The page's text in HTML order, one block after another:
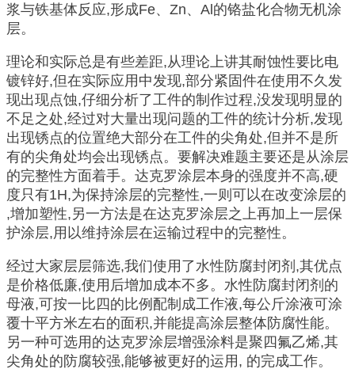
浆与铁基体反应,形成Fe、Zn、Al的铬盐化合物无机涂
层。
理论和实际总是有些差距,从理论上讲其耐蚀性要比电
镀锌好,但在实际应用中发现,部分紧固件在使用不久发
现出现点蚀,仔细分析了工件的制作过程,没发现明显的
不足之处,经过对大量出现问题的工件的统计分析,发现
出现锈点的位置绝大部分在工件的尖角处,但并不是所
有的尖角处均会出现锈点。要解决难题主要还是从涂层
的完整性方面着手。达克罗涂层本身的强度并不高,硬
度只有1H,为保持涂层的完整性,一则可以在改变涂层的
,增加塑性,另一方法是在达克罗涂层之上再加上一层保
护涂层,用以维持涂层在运输过程中的完整性。
经过大家层层筛选,我们使用了水性防腐封闭剂,其优点
是价格低廉,使用后增加成本不多。水性防腐封闭剂的
母液,可按一比四的比例配制成工作液,每公斤涂液可涂
覆十平方米左右的面积,并能提高涂层整体防腐性能。
另一种可选用的达克罗涂层增强涂料是聚四氟乙烯,其
尖角处的防腐较强,能够被更好的运用, 的完成工作。